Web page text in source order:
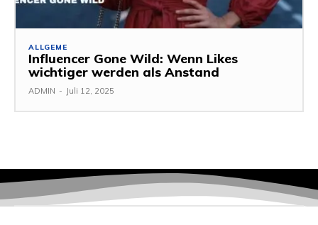
ALLGEME
Influencer Gone Wild: Wenn Likes
wichtiger werden als Anstand
ADMIN - Juli 12, 2025